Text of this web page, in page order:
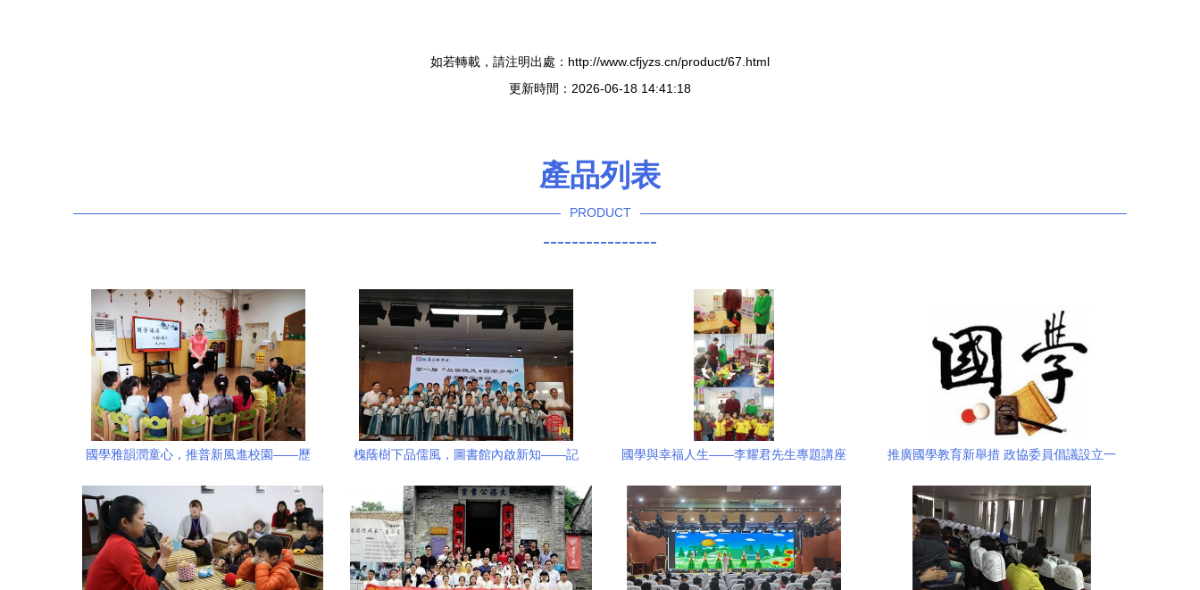
如若轉載，請注明出處：http://www.cfjyzs.cn/product/67.html
更新時間：2026-06-18 14:41:18
產品列表
PRODUCT
----------------
國學雅韻潤童心，推普新風進校園——歷
槐蔭樹下品儒風，圖書館內啟新知——記
啟動
國學與幸福人生——李耀君先生專題講座
推廣國學教育新舉措 政協委員倡議設立一